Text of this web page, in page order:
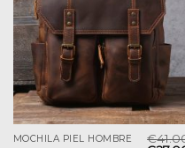
MOCHILA PIEL HOMBRE €